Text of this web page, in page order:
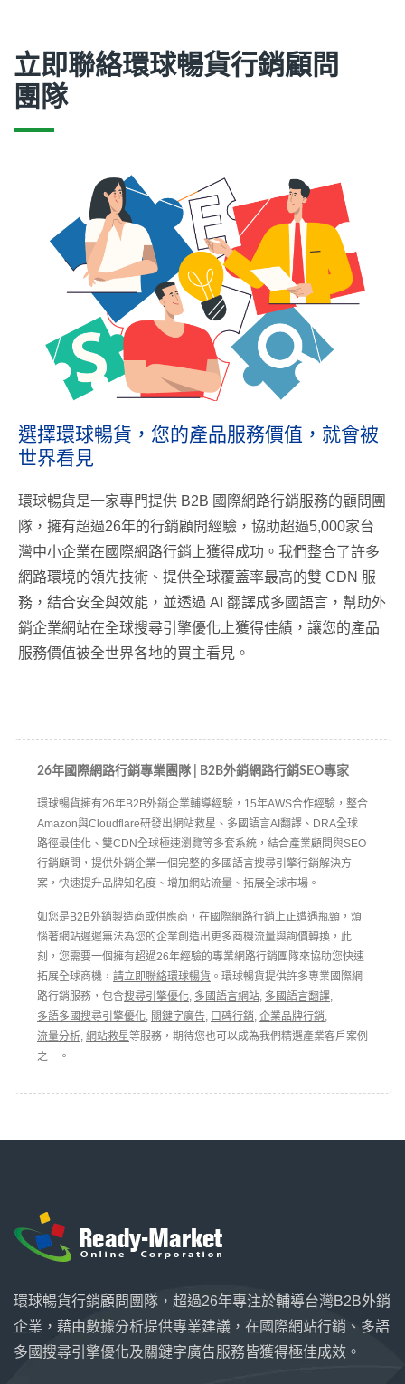
立即聯絡環球暢貨行銷顧問
團隊
選擇環球暢貨，您的產品服務價值，就會被
世界看見
環球暢貨是一家專門提供 B2B 國際網路行銷服務的顧問團
隊，擁有超過26年的行銷顧問經驗，協助超過5,000家台
灣中小企業在國際網路行銷上獲得成功。我們整合了許多
網路環境的領先技術、提供全球覆蓋率最高的雙 CDN 服
務，結合安全與效能，並透過 AI 翻譯成多國語言，幫助外
銷企業網站在全球搜尋引擎優化上獲得佳績，讓您的產品
服務價值被全世界各地的買主看見。
26年國際網路行銷專業團隊 | B2B外銷網路行銷SEO專家
環球暢貨擁有26年B2B外銷企業輔導經驗，15年AWS合作經驗，整合
Amazon與Cloudflare研發出網站救星、多國語言AI翻譯、DRA全球
路徑最佳化、雙CDN全球極速瀏覽等多套系統，結合產業顧問與SEO
行銷顧問，提供外銷企業一個完整的多國語言搜尋引擎行銷解決方
案，快速提升品牌知名度、增加網站流量、拓展全球市場。
如您是B2B外銷製造商或供應商，在國際網路行銷上正遭遇瓶頸，煩
惱著網站遲遲無法為您的企業創造出更多商機流量與詢價轉換，此
刻，您需要一個擁有超過26年經驗的專業網路行銷團隊來協助您快速
拓展全球商機， 請立即聯絡環球暢貨 。環球暢貨提供許多專業國際網
路行銷服務，包含搜尋引擎優化 多國語言網站 多國語言翻譯
多語多國搜尋引擎優化 關鍵字廣告 口碑行銷 企業品牌行銷
流量分析 網站救星等服務，期待您也可以成為我們精選產業客戶案例
之一。
環球暢貨行銷顧問團隊，超過26年專注於輔導台灣B2B外銷
企業，藉由數據分析提供專業建議，在國際網站行銷、多語
多國搜尋引擎優化及關鍵字廣告服務皆獲得極佳成效。